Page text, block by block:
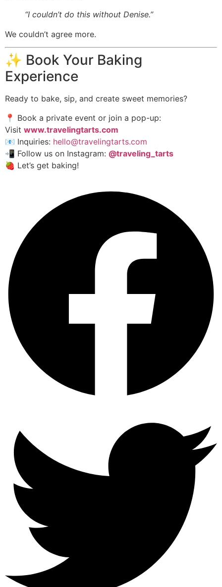
“I couldn’t do this without Denise.”
We couldn’t agree more.
✨ Book Your Baking
Experience
Ready to bake, sip, and create sweet memories?
📍 Book a private event or join a pop-up:
Visit www.travelingtarts.com
📧 Inquiries: hello@travelingtarts.com
📲 Follow us on Instagram: @traveling_tarts
🍓 Let’s get baking!